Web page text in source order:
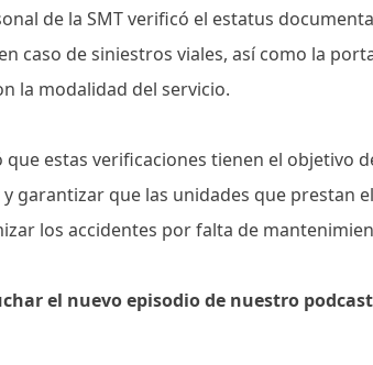
de la SMT verificó el estatus
caso de siniestros viales, así como la
la modalidad del servicio.
que estas verificaciones tienen el objetivo
garantizar que las unidades que prestan
los accidentes por falta de
el nuevo episodio de nuestro